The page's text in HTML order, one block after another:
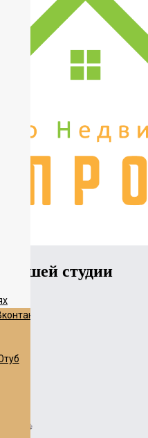
нашей студии